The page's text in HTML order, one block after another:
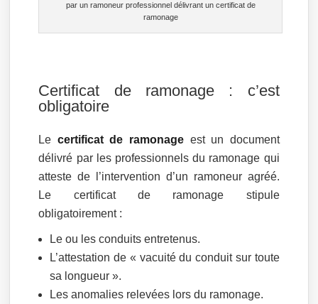
par un ramoneur professionnel délivrant un certificat de
ramonage
Certificat de ramonage : c’est
obligatoire
Le certificat de ramonage est un document
délivré par les professionnels du ramonage qui
atteste de l’intervention d’un ramoneur agréé.
Le certificat de ramonage stipule
obligatoirement :
Le ou les conduits entretenus.
L’attestation de « vacuité du conduit sur toute
sa longueur ».
Les anomalies relevées lors du ramonage.